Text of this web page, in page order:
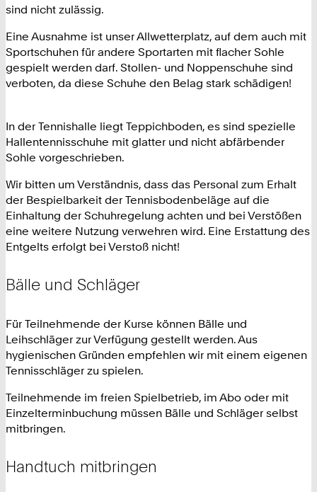
sind nicht zulässig.
Eine Ausnahme ist unser Allwetterplatz, auf dem auch mit
Sportschuhen für andere Sportarten mit flacher Sohle
gespielt werden darf. Stollen- und Noppenschuhe sind
verboten, da diese Schuhe den Belag stark schädigen!
In der Tennishalle liegt Teppichboden, es sind spezielle
Hallentennisschuhe mit glatter und nicht abfärbender
Sohle vorgeschrieben.
Wir bitten um Verständnis, dass das Personal zum Erhalt
der Bespielbarkeit der Tennisbodenbeläge auf die
Einhaltung der Schuhregelung achten und bei Verstößen
eine weitere Nutzung verwehren wird. Eine Erstattung des
Entgelts erfolgt bei Verstoß nicht!
Bälle und Schläger
Für Teilnehmende der Kurse können Bälle und
Leihschläger zur Verfügung gestellt werden. Aus
hygienischen Gründen empfehlen wir mit einem eigenen
Tennisschläger zu spielen.
Teilnehmende im freien Spielbetrieb, im Abo oder mit
Einzelterminbuchung müssen Bälle und Schläger selbst
mitbringen.
Handtuch mitbringen